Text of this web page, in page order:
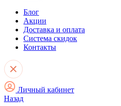
Блог
Акции
Доставка и оплата
Система скидок
Контакты
Личный кабинет
Назад